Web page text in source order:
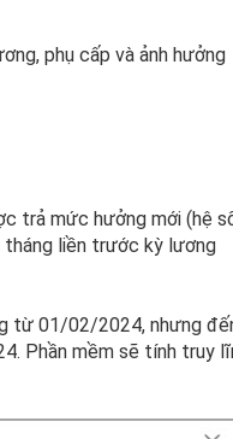
phụ cấp và ảnh hưởng
trả mức hưởng mới (hệ
tháng liền trước kỳ lương
từ 01/02/2024, nhưng
Phần mềm sẽ tính truy